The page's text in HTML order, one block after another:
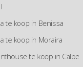
te koop in Benissa
te koop in Moraira
te koop in Calpe